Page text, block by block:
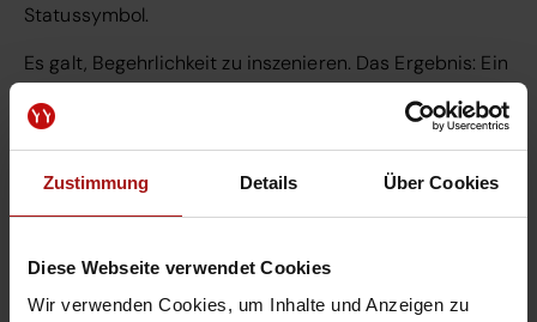
Zustimmung Details Über Cookies
Diese Webseite verwendet Cookies
Wir verwenden Cookies, um Inhalte und Anzeigen zu
Statussymbol.
Es galt, Begehrlichkeit zu inszenieren. Das Ergebnis: Ein
kraftvoller und progressiver Markenauftritt. Gleichzeitg
klar, reduziert und zeitgemäß.